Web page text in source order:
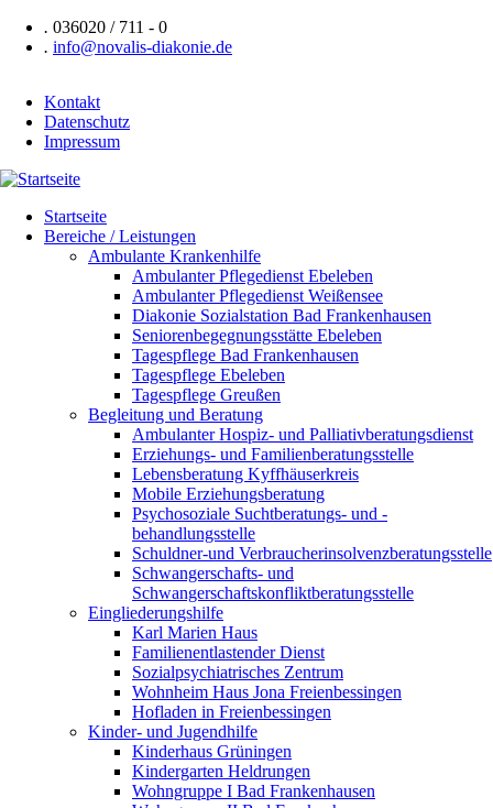
Direkt
zum
. 036020 / 711 - 0
. info@novalis-diakonie.de
Header
Navigation
Kontakt
Datenschutz
Impressum
Hauptnavigation
Startseite
Bereiche / Leistungen
Ambulante Krankenhilfe
Ambulanter Pflegedienst Ebeleben
Ambulanter Pflegedienst Weißensee
Diakonie Sozialstation Bad Frankenhausen
Seniorenbegegnungsstätte Ebeleben
Tagespflege Bad Frankenhausen
Tagespflege Ebeleben
Tagespflege Greußen
Begleitung und Beratung
Ambulanter Hospiz- und Palliativberatungsdienst
Erziehungs- und Familienberatungsstelle
Lebensberatung Kyffhäuserkreis
Mobile Erziehungsberatung
Psychosoziale Suchtberatungs- und -
behandlungsstelle
Schuldner-und Verbraucherinsolvenzberatungsstelle
Schwangerschafts- und
Schwangerschaftskonfliktberatungsstelle
Eingliederungshilfe
Karl Marien Haus
Familienentlastender Dienst
Sozialpsychiatrisches Zentrum
Wohnheim Haus Jona Freienbessingen
Hofladen in Freienbessingen
Kinder- und Jugendhilfe
Kinderhaus Grüningen
Kindergarten Heldrungen
Wohngruppe I Bad Frankenhausen